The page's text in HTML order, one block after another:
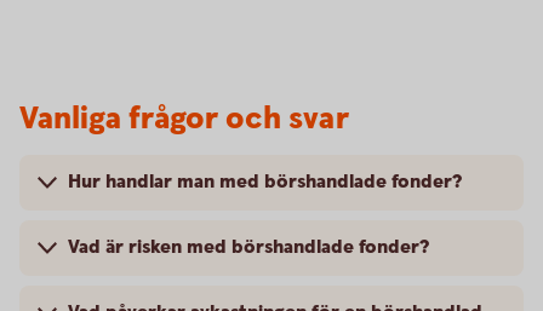
Vanliga frågor och svar
Hur handlar man med börshandlade fonder?
Vad är risken med börshandlade fonder?